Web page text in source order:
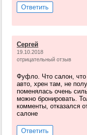
Ответить
Сергей
19.10.2018
отрицательный отзыв
Фуфло. Что салон, что
авто, хрен там, не
поменялась очень
можно бронировать.
комменты, отказался
салоне
Ответить